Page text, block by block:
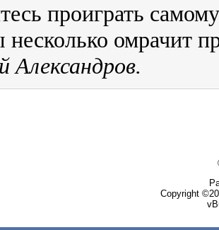
проиграть
несколько омрачит
Александров.
Copyright